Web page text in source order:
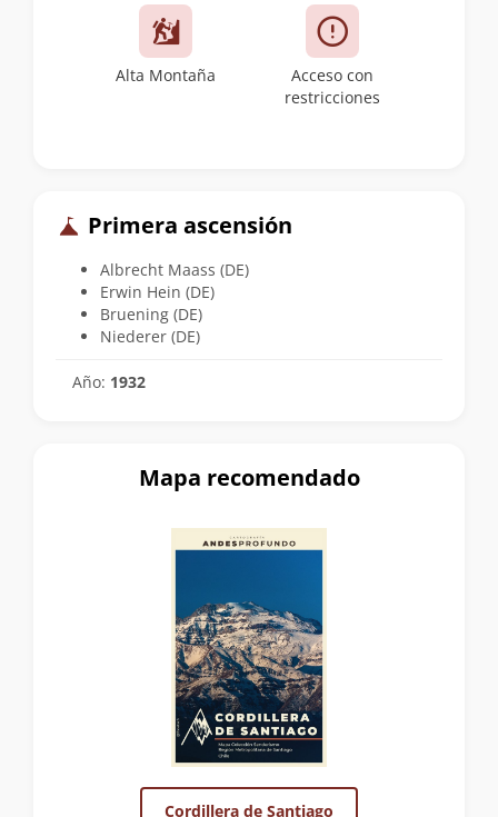
Alta Montaña
Acceso con
restricciones
Primera ascensión
Albrecht Maass (DE)
Erwin Hein (DE)
Bruening (DE)
Niederer (DE)
Año: 1932
Mapa recomendado
Cordillera de Santiago